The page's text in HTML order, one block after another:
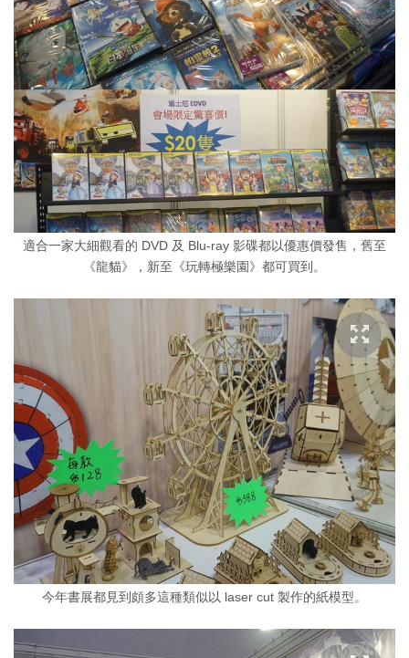
適合一家大細觀看的 DVD 及 Blu-ray 影碟都以優惠價發售，舊至
《龍貓》，新至《玩轉極樂園》都可買到。
今年書展都見到頗多這種類似以 laser cut 製作的紙模型。